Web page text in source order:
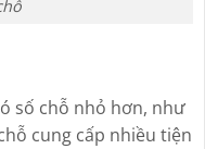
số chỗ nhỏ hơn, như
cung cấp nhiều tiện